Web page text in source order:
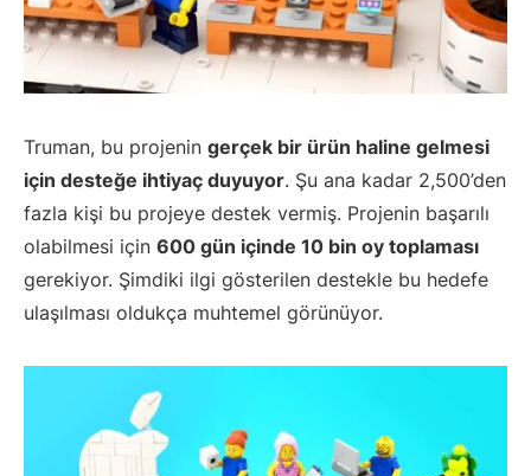
Truman, bu projenin gerçek bir ürün haline gelmesi
için desteğe ihtiyaç duyuyor. Şu ana kadar 2,500’den
fazla kişi bu projeye destek vermiş. Projenin başarılı
olabilmesi için 600 gün içinde 10 bin oy toplaması
gerekiyor. Şimdiki ilgi gösterilen destekle bu hedefe
ulaşılması oldukça muhtemel görünüyor.